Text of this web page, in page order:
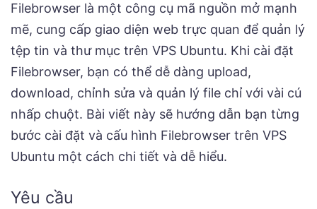
Filebrowser là một công cụ mã nguồn mở mạnh
mẽ, cung cấp giao diện web trực quan để quản lý
tệp tin và thư mục trên VPS Ubuntu. Khi cài đặt
Filebrowser, bạn có thể dễ dàng upload,
download, chỉnh sửa và quản lý file chỉ với vài cú
nhấp chuột. Bài viết này sẽ hướng dẫn bạn từng
bước cài đặt và cấu hình Filebrowser trên VPS
Ubuntu một cách chi tiết và dễ hiểu.
Yêu cầu